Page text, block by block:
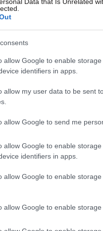
allow Google to enable
identifiers in apps.
allow my user data to be sent
allow Google to send me
allow Google to enable
identifiers in apps.
allow Google to enable
allow Google to enable
into his
κάθαρμα του
πραγματικά